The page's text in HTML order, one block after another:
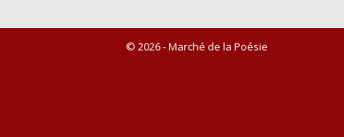
© 2026 - Marché de la Poésie